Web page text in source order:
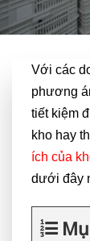
Với các
phương
tiết kiệm
kho hay
ích của
dưới đây